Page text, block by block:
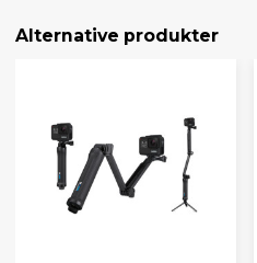
Alternative produkter